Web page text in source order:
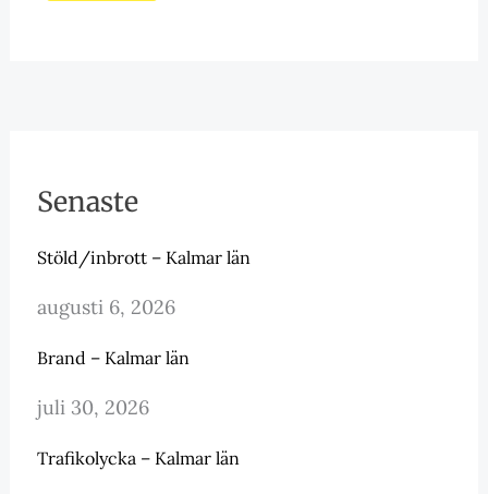
Senaste
Stöld/inbrott – Kalmar län
augusti 6, 2026
Brand – Kalmar län
juli 30, 2026
Trafikolycka – Kalmar län